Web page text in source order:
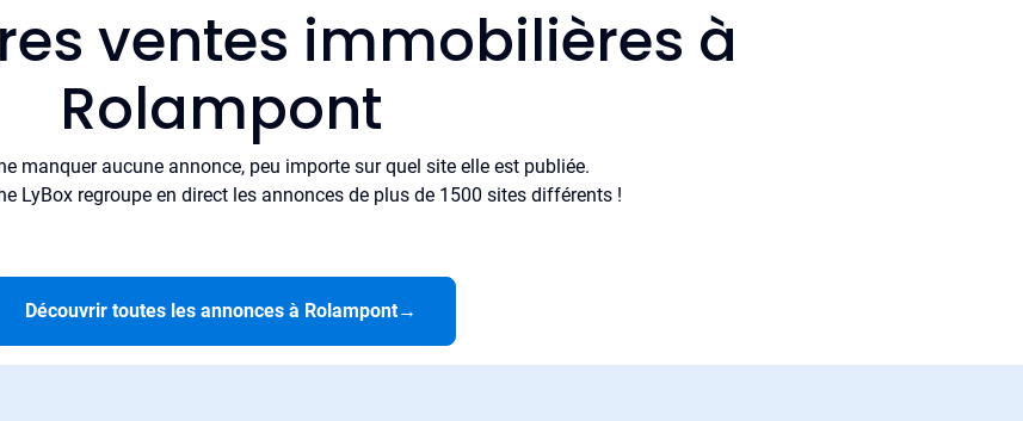
ventes immobilières à
Rolampont
manquer aucune annonce, peu importe sur quel site elle est publiée.
LyBox regroupe en direct les annonces de plus de 1500 sites différents !
Découvrir toutes les annonces à Rolampont→